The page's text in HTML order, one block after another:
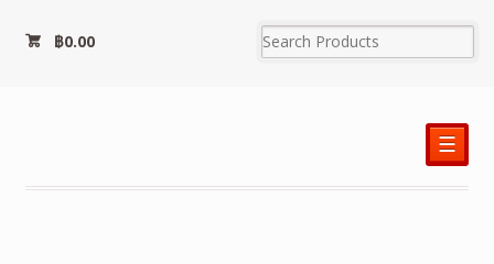
฿0.00
☰